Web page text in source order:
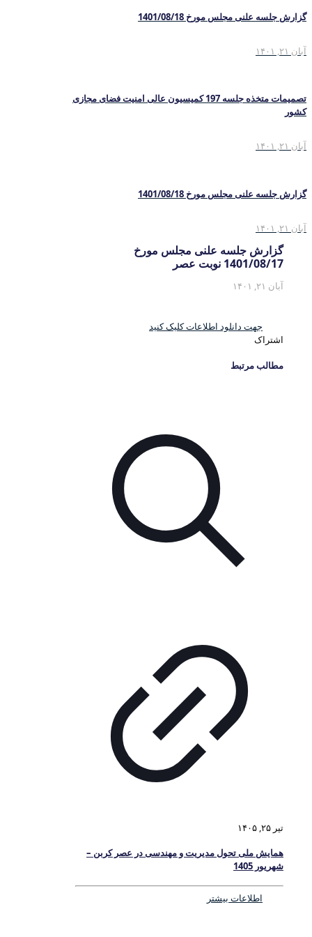
گزارش جلسه علنی مجلس مورخ 1401/08/18
آبان ۲۱, ۱۴۰۱
تصمیمات متخذه جلسه 197 کمیسیون عالی امنیت فضای مجازی
کشور
آبان ۲۱, ۱۴۰۱
گزارش جلسه علنی مجلس مورخ 1401/08/18
آبان ۲۱, ۱۴۰۱
گزارش جلسه علنی مجلس مورخ
1401/08/17 نوبت عصر
آبان ۲۱, ۱۴۰۱
جهت دانلود اطلاعات کلیک کنید
اشتراک
مطالب مرتبط
تیر ۲۵, ۱۴۰۵
همایش ملی تحول مدیریت و مهندسی در عصر کربن –
شهریور 1405
اطلاعات بیشتر